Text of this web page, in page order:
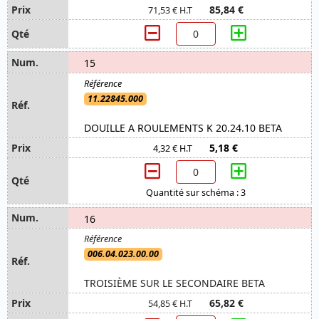
71,53 € H.T 85,84 €
15
11.22845.000
DOUILLE A ROULEMENTS K 20.24.10 BETA
4,32 € H.T 5,18 €
Quantité sur schéma : 3
16
006.04.023.00.00
TROISIÈME SUR LE SECONDAIRE BETA
54,85 € H.T 65,82 €